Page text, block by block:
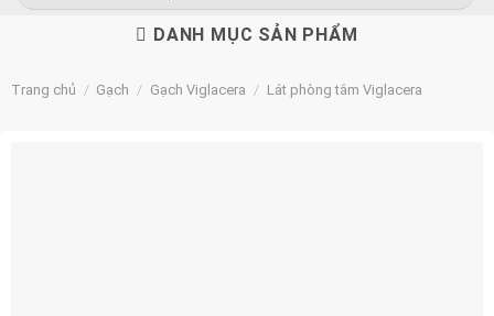
DANH MỤC SẢN PHẨM
Trang chủ / Gạch / Gạch Viglacera / Lát phòng tắm Viglacera